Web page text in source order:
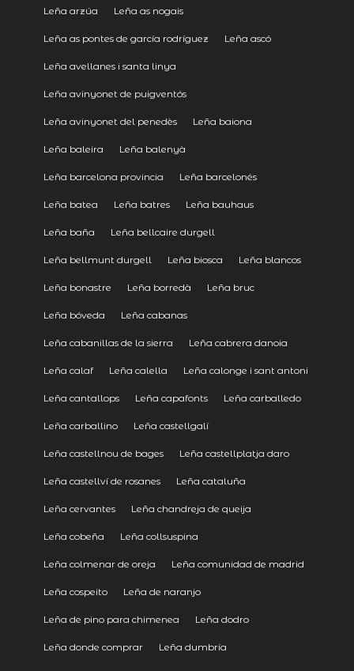
Leña arzúa Leña as nogais
Leña as pontes de garcía rodríguez Leña ascó
Leña avellanes i santa linya
Leña avinyonet de puigventós
Leña avinyonet del penedès Leña baiona
Leña baleira Leña balenyà
Leña barcelona provincia Leña barcelonés
Leña batea Leña batres Leña bauhaus
Leña baña Leña bellcaire durgell
Leña bellmunt durgell Leña biosca Leña blancos
Leña bonastre Leña borredà Leña bruc
Leña bóveda Leña cabanas
Leña cabanillas de la sierra Leña cabrera danoia
Leña calaf Leña calella Leña calonge i sant antoni
Leña cantallops Leña capafonts Leña carballedo
Leña carballino Leña castellgalí
Leña castellnou de bages Leña castellplatja daro
Leña castellví de rosanes Leña cataluña
Leña cervantes Leña chandreja de queija
Leña cobeña Leña collsuspina
Leña colmenar de oreja Leña comunidad de madrid
Leña cospeito Leña de naranjo
Leña de pino para chimenea Leña dodro
Leña donde comprar Leña dumbría